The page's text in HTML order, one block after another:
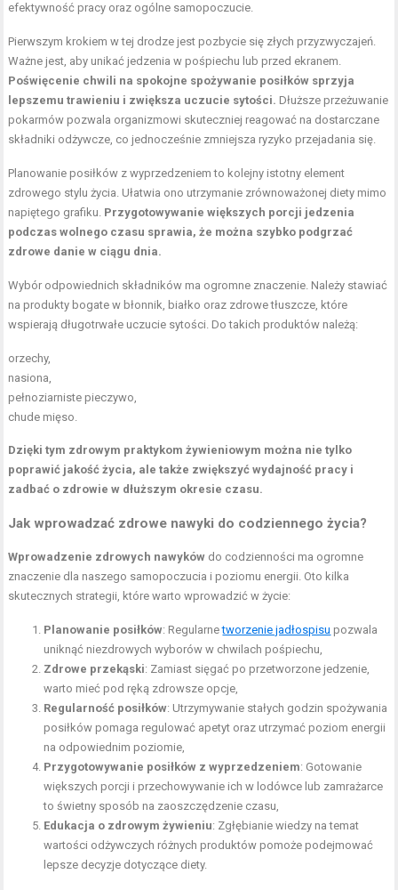
efektywność pracy oraz ogólne samopoczucie.
Pierwszym krokiem w tej drodze jest pozbycie się złych przyzwyczajeń.
Ważne jest, aby unikać jedzenia w pośpiechu lub przed ekranem.
Poświęcenie chwili na spokojne spożywanie posiłków sprzyja
lepszemu trawieniu i zwiększa uczucie sytości. Dłuższe przeżuwanie
pokarmów pozwala organizmowi skuteczniej reagować na dostarczane
składniki odżywcze, co jednocześnie zmniejsza ryzyko przejadania się.
Planowanie posiłków z wyprzedzeniem to kolejny istotny element
zdrowego stylu życia. Ułatwia ono utrzymanie zrównoważonej diety mimo
napiętego grafiku. Przygotowywanie większych porcji jedzenia
podczas wolnego czasu sprawia, że można szybko podgrzać
zdrowe danie w ciągu dnia.
Wybór odpowiednich składników ma ogromne znaczenie. Należy stawiać
na produkty bogate w błonnik, białko oraz zdrowe tłuszcze, które
wspierają długotrwałe uczucie sytości. Do takich produktów należą:
orzechy,
nasiona,
pełnoziarniste pieczywo,
chude mięso.
Dzięki tym zdrowym praktykom żywieniowym można nie tylko
poprawić jakość życia, ale także zwiększyć wydajność pracy i
zadbać o zdrowie w dłuższym okresie czasu.
Jak wprowadzać zdrowe nawyki do codziennego życia?
Wprowadzenie zdrowych nawyków do codzienności ma ogromne
znaczenie dla naszego samopoczucia i poziomu energii. Oto kilka
skutecznych strategii, które warto wprowadzić w życie:
Planowanie posiłków: Regularnetworzenie jadłospisu pozwala
uniknąć niezdrowych wyborów w chwilach pośpiechu,
Zdrowe przekąski: Zamiast sięgać po przetworzone jedzenie,
warto mieć pod ręką zdrowsze opcje,
Regularność posiłków: Utrzymywanie stałych godzin spożywania
posiłków pomaga regulować apetyt oraz utrzymać poziom energii
na odpowiednim poziomie,
Przygotowywanie posiłków z wyprzedzeniem: Gotowanie
większych porcji i przechowywanie ich w lodówce lub zamrażarce
to świetny sposób na zaoszczędzenie czasu,
Edukacja o zdrowym żywieniu: Zgłębianie wiedzy na temat
wartości odżywczych różnych produktów pomoże podejmować
lepsze decyzje dotyczące diety.